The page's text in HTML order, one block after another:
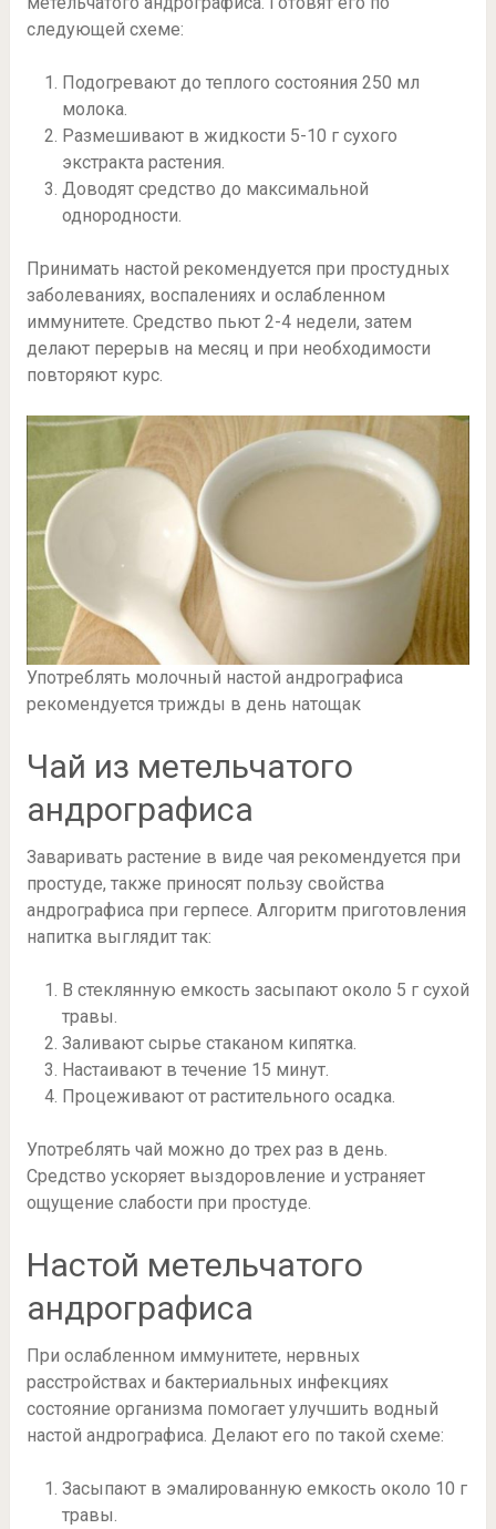
следующей схеме:
Подогревают до теплого состояния 250 мл
молока.
Размешивают в жидкости 5-10 г сухого
экстракта растения.
Доводят средство до максимальной
однородности.
Принимать настой рекомендуется при простудных
заболеваниях, воспалениях и ослабленном
иммунитете. Средство пьют 2-4 недели, затем
делают перерыв на месяц и при необходимости
повторяют курс.
Употреблять молочный настой андрографиса
рекомендуется трижды в день натощак
Чай из метельчатого
андрографиса
Заваривать растение в виде чая рекомендуется при
простуде, также приносят пользу свойства
андрографиса при герпесе. Алгоритм приготовления
напитка выглядит так:
В стеклянную емкость засыпают около 5 г сухой
травы.
Заливают сырье стаканом кипятка.
Настаивают в течение 15 минут.
Процеживают от растительного осадка.
Употреблять чай можно до трех раз в день.
Средство ускоряет выздоровление и устраняет
ощущение слабости при простуде.
Настой метельчатого
андрографиса
При ослабленном иммунитете, нервных
расстройствах и бактериальных инфекциях
состояние организма помогает улучшить водный
настой андрографиса. Делают его по такой схеме:
Засыпают в эмалированную емкость около 10 г
травы.